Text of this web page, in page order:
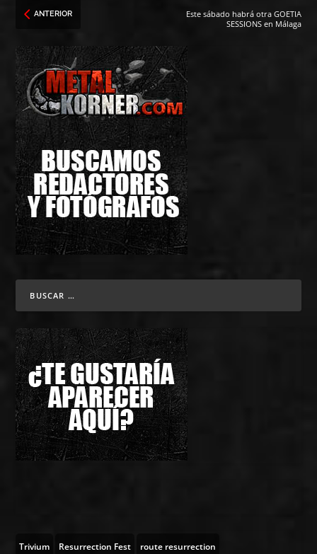
ANTERIOR
Este sábado habrá otra GOETIA
SESSIONS en Málaga
Trivium Resurrection Fest route resurrection